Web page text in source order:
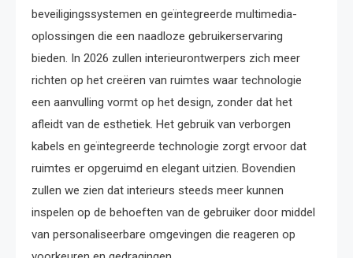
beveiligingssystemen en geïntegreerde multimedia-
oplossingen die een naadloze gebruikerservaring
bieden. In 2026 zullen interieurontwerpers zich meer
richten op het creëren van ruimtes waar technologie
een aanvulling vormt op het design, zonder dat het
afleidt van de esthetiek. Het gebruik van verborgen
kabels en geïntegreerde technologie zorgt ervoor dat
ruimtes er opgeruimd en elegant uitzien. Bovendien
zullen we zien dat interieurs steeds meer kunnen
inspelen op de behoeften van de gebruiker door middel
van personaliseerbare omgevingen die reageren op